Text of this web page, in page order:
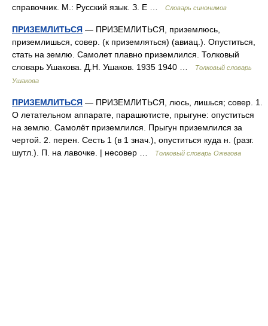
справочник. М.: Русский язык. З. Е …
Словарь синонимов
ПРИЗЕМЛИТЬСЯ — ПРИЗЕМЛИТЬСЯ, приземлюсь,
приземлишься, совер. (к приземляться) (авиац.). Опуститься,
стать на землю. Самолет плавно приземлился. Толковый
словарь Ушакова. Д.Н. Ушаков. 1935 1940 …
Толковый словарь
Ушакова
ПРИЗЕМЛИТЬСЯ — ПРИЗЕМЛИТЬСЯ, люсь, лишься; совер. 1.
О летательном аппарате, парашютисте, прыгуне: опуститься
на землю. Самолёт приземлился. Прыгун приземлился за
чертой. 2. перен. Сесть 1 (в 1 знач.), опуститься куда н. (разг.
шутл.). П. на лавочке. | несовер …
Толковый словарь Ожегова